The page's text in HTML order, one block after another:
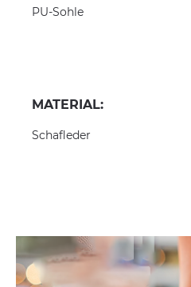
PU-Sohle
MATERIAL:
Schafleder